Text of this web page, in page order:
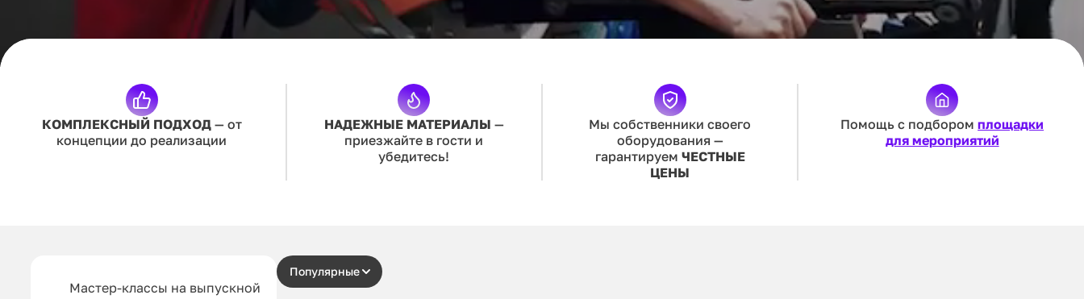
КОМПЛЕКСНЫЙ ПОДХОД— от
концепции до реализации
НАДЕЖНЫЕ МАТЕРИАЛЫ —
приезжайте в гости и
убедитесь!
Мы собственники своего
оборудования —
гарантируем ЧЕСТНЫЕ
ЦЕНЫ
Помощь с подборомплощадки
для мероприятий
Мастер-классы на выпускной
Популярные